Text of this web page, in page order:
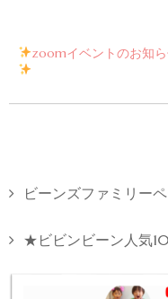
zoomイベントのお知
ビーンズファミリー
★ビビンビーン人気